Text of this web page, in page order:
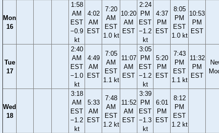
Mon
16
1:58
AM
EST
−0.9
kt
4:02
AM
EST
7:20
AM
EST
1.0 kt
10:20
AM
EST
2:24
PM
EST
−1.2
kt
4:37
PM
EST
8:05
PM
EST
1.0 kt
10:53
PM
EST
Tue
17
2:40
AM
EST
−1.0
kt
4:49
AM
EST
7:05
AM
EST
1.1 kt
11:07
AM
EST
3:05
PM
EST
−1.2
kt
5:20
PM
EST
7:43
PM
EST
1.1 kt
11:32
PM
EST
Wed
18
3:18
AM
EST
−1.2
kt
5:33
AM
EST
7:48
AM
EST
1.2 kt
11:52
AM
EST
3:39
PM
EST
−1.3
kt
6:01
PM
EST
8:12
PM
EST
1.2 kt